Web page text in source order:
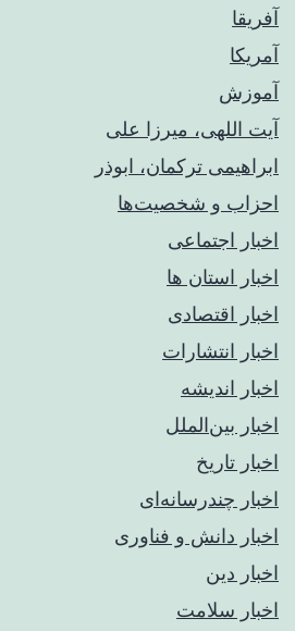
آفریقا
آمریکا
آموزش
آیت اللهی، میرزا علی
ابراهیمی ترکمان، ابوذر
احزاب و شخصیت‌ها
اخبار اجتماعی
اخبار استان ها
اخبار اقتصادی
اخبار انتشارات
اخبار اندیشه
اخبار بین‌الملل
اخبار تاریخ
اخبار چندرسانه‌ای
اخبار دانش و فناوری
اخبار دین
اخبار سلامت